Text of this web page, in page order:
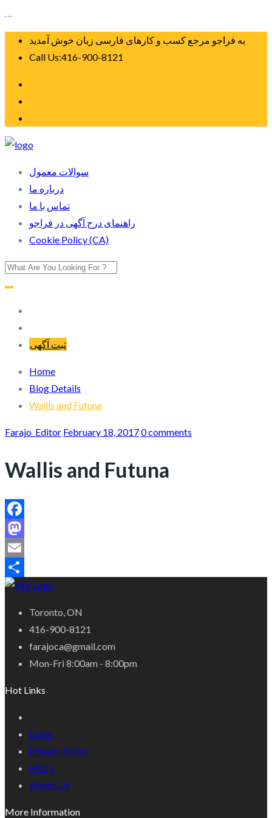
…
به فراجو مرجع کسب و کارهای فارسی زبان خوش آمدید
Call Us:416-900-8121
سوالات معمول
درباره ما
تماس با ما
راهنمای درج آگهی در فراجو
Cookie Policy (CA)
ثبت آگهی
Home
Blog Details
Wallis and Futuna
Farajo_Editor February 18, 20170 comments
Wallis and Futuna
Facebook
Mastodon
Email
Share
Toronto, ON
416-900-8121
farajoca@gmail.com
Mon-Fri 8:00am - 8:00pm
Hot Links
Login
Privacy Policy
FAQ’s
About Us
More Information